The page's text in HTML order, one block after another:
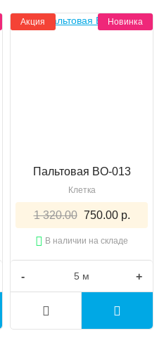
Акция Новинка
Пальтовая BO-013
Клетка
1 320.00 750.00 р.
В наличии на складе
- +